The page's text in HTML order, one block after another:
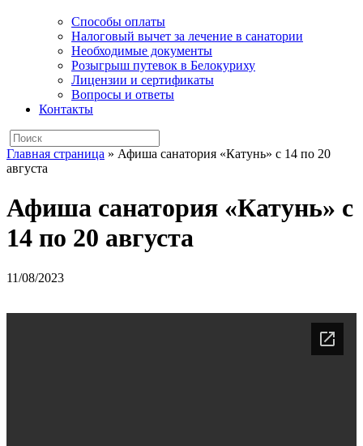
Способы оплаты
Налоговый вычет за лечение в санатории
Необходимые документы
Розыгрыш путевок в Белокуриху
Лицензии и сертификаты
Вопросы и ответы
Контакты
Главная страница » Афиша санатория «Катунь» с 14 по 20
августа
Афиша санатория «Катунь» с
14 по 20 августа
11/08/2023